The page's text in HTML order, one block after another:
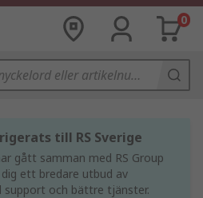
0
till RS Sverige
gått samman med RS Group
ett bredare utbud av
support och bättre tjänster.